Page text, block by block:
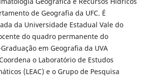
de Geografia da UFC. É
da Universidade Estadual Vale do
do quadro permanente do
em Geografia da UVA
Coordena o Laboratório de Estudos
(LEAC) e o Grupo de Pesquisa